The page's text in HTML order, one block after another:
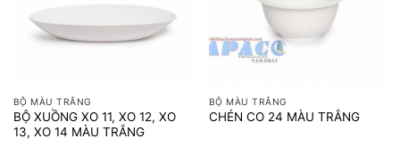
BỘ MÀU TRẮNG
BỘ XUỒNG XO 11, XO 12, XO
13, XO 14 MÀU TRẮNG
BỘ MÀU TRẮNG
CHÉN CO 24 MÀU TRẮNG